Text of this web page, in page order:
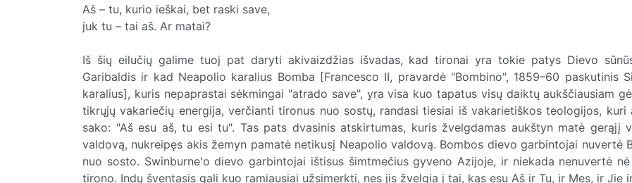
Aš – tu, kurio ieškai, bet raski save,
juk tu – tai aš. Ar matai?
Iš šių eilučių galime tuoj pat daryti akivaizdžias išvadas, kad tironai yra tokie patys Dievo
Garibaldis ir kad Neapolio karalius Bomba [Francesco II, pravardė "Bombino", 1859–60 paskutinis
karalius], kuris nepaprastai sėkmingai "atrado save", yra visa kuo tapatus visų daiktų aukščiausiam
tikrųjų vakariečių energija, verčianti tironus nuo sostų, randasi tiesiai iš vakarietiškos teologijos, kuri
sako: "Aš esu aš, tu esi tu". Tas pats dvasinis atskirtumas, kuris žvelgdamas aukštyn matė gerąjį
valdovą, nukreipęs akis žemyn pamatė netikusį Neapolio valdovą. Bombos dievo garbintojai nuvertė
nuo sosto. Swinburne'o dievo garbintojai ištisus šimtmečius gyveno Azijoje, ir niekada nenuvertė
tirono. Indų šventasis gali kuo ramiausiai užsimerkti, nes jis žvelgia į tai, kas esu Aš ir Tu, ir Mes, ir Jie